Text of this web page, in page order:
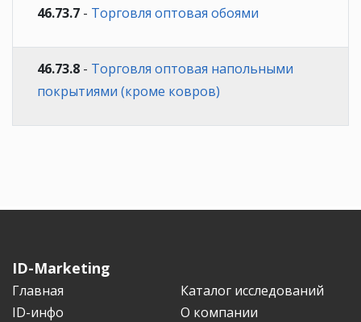
46.73.7 - Торговля оптовая обоями
46.73.8 - Торговля оптовая напольными
покрытиями (кроме ковров)
ID-Marketing
Главная
Каталог исследований
ID-инфо
О компании